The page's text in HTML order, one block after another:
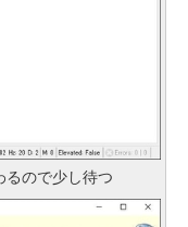
るので少し待つ